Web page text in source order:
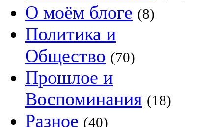
О моём блоге (8)
Политика и
Общество (70)
Прошлое и
Воспоминания (18)
Разное (40)